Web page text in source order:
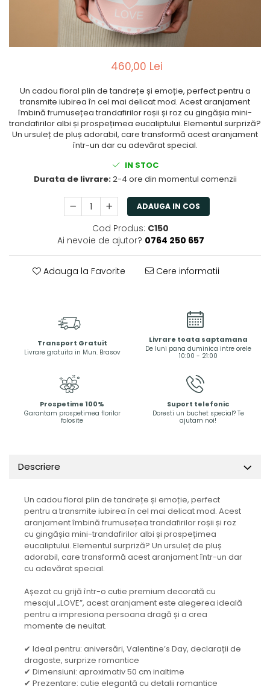
460,00 Lei
Un cadou floral plin de tandrețe și emoție, perfect pentru a
transmite iubirea în cel mai delicat mod. Acest aranjament
îmbină frumusețea trandafirilor roșii și roz cu gingășia mini-
trandafirilor albi și prospețimea eucaliptului. Elementul surpriză?
Un ursuleț de pluș adorabil, care transformă acest aranjament
într-un dar cu adevărat special.
IN STOC
Durata de livrare:2-4 ore din momentul comenzii
ADAUGA IN COS
Cod Produs: C150
Ai nevoie de ajutor? 0764 250 657
Adauga la Favorite Cere informatii
Transport Gratuit
Livrare gratuita in Mun. Brasov
Livrare toata saptamana
De luni pana duminica intre orele
10:00 - 21:00
Prospetime 100%
Garantam prospetimea florilor
folosite
Suport telefonic
Doresti un buchet special? Te
ajutam noi!
Descriere
Un cadou floral plin de tandrețe și emoție, perfect
pentru a transmite iubirea în cel mai delicat mod. Acest
aranjament îmbină frumusețea trandafirilor roșii și roz
cu gingășia mini-trandafirilor albi și prospețimea
eucaliptului. Elementul surpriză? Un ursuleț de pluș
adorabil, care transformă acest aranjament într-un dar
cu adevărat special.
Așezat cu grijă într-o cutie premium decorată cu
mesajul „LOVE”, acest aranjament este alegerea ideală
pentru a impresiona persoana dragă și a crea
momente de neuitat.
✔ Ideal pentru: aniversări, Valentine’s Day, declarații de
dragoste, surprize romantice
✔ Dimensiuni: aproximativ 50 cm inaltime
✔ Prezentare: cutie elegantă cu detalii romantice